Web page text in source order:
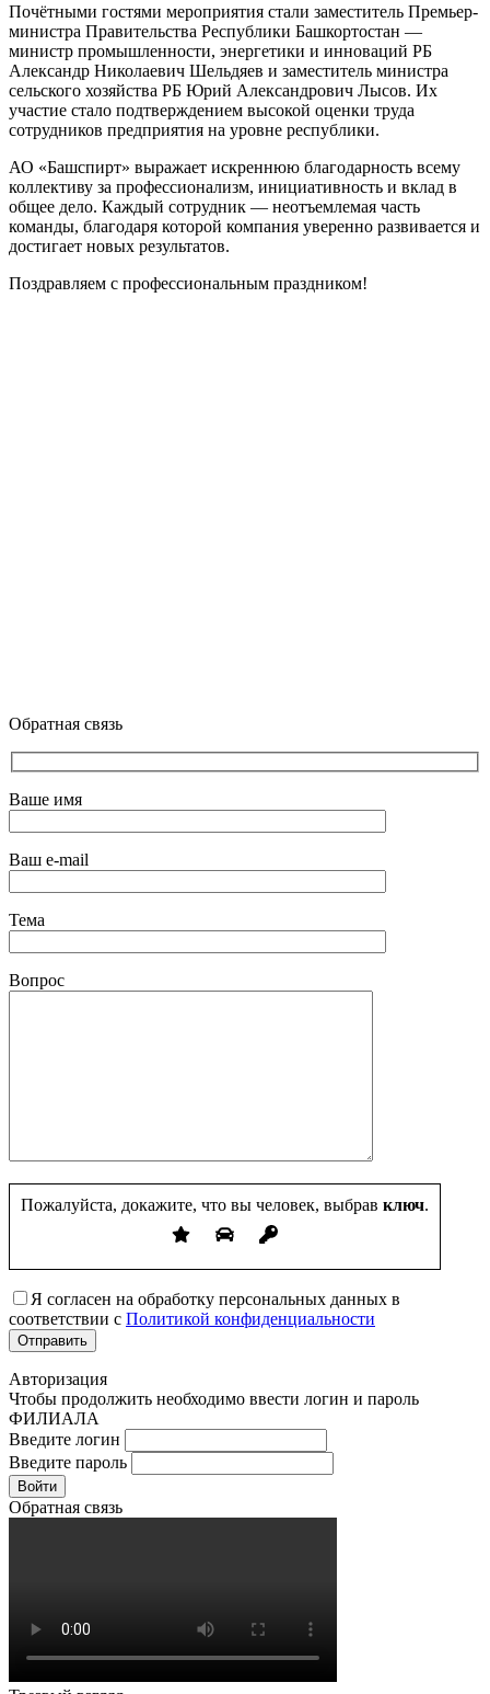
Почётными гостями мероприятия стали заместитель Премьер-
министра Правительства Республики Башкортостан —
министр промышленности, энергетики и инноваций РБ
Александр Николаевич Шельдяев и заместитель министра
сельского хозяйства РБ Юрий Александрович Лысов. Их
участие стало подтверждением высокой оценки труда
сотрудников предприятия на уровне республики.
АО «Башспирт» выражает искреннюю благодарность всему
коллективу за профессионализм, инициативность и вклад в
общее дело. Каждый сотрудник — неотъемлемая часть
команды, благодаря которой компания уверенно развивается и
достигает новых результатов.
Поздравляем с профессиональным праздником!
Обратная связь
Ваше имя
Ваш e-mail
Тема
Вопрос
Пожалуйста, докажите, что вы человек, выбрав ключ.
Я согласен на обработку персональных данных в
соответствии с Политикой конфиденциальности
Авторизация
Чтобы продолжить необходимо ввести логин и пароль
ФИЛИАЛА
Введите логин
Введите пароль
Войти
Обратная связь